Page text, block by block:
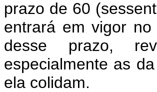
prazo de 60
entrará em vigor
desse prazo,
especialmente as
ela colidam.